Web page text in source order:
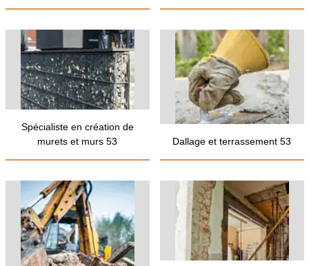
Spécialiste en création de
murets et murs 53
Dallage et terrassement 53